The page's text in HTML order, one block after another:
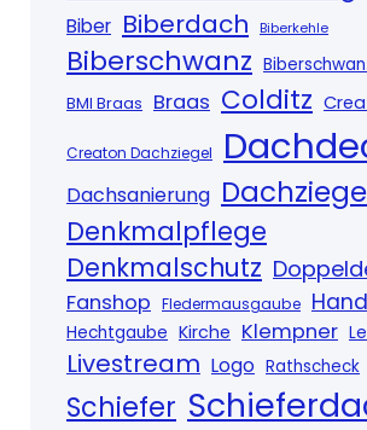
Biber Biberdach Biberkehle
Biberschwanz
BMI Braas Braas Colditz
Creaton Dachziegel
Dachsanierung
Denkmalpflege
Denkmalschutz
Fanshop Fledermausgaube
Hechtgaube Kirche Klempner
Livestream Logo Rathscheck
Schiefer